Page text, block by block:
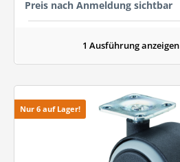
Preis nach Anmeldung sichtbar
1 Ausführung anzeigen
Nur 6 auf Lager!